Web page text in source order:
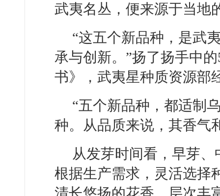
武夷名丛，便来源于当地
“这五个新品种，是武
承与创新。”扬了扬手中
书》，武夷星种质资源部
“五个新品种，都适制
种。从品质来说，其香气
从发芽时间看，早芽
根据生产需求，灵活选择
清长悠扬的花香、层次丰